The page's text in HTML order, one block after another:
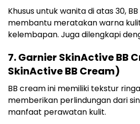
Khusus untuk wanita di atas 30,
membantu meratakan warna
kelembapan. Juga dilengkapi
7. Garnier SkinActive BB
SkinActive BB Cream)
BB cream ini memiliki tekstur
memberikan perlindungan dari
manfaat perawatan kulit.